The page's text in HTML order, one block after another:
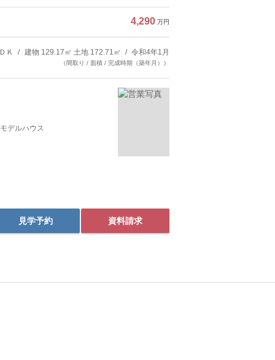
4,290 万円
Ｋ 建物 129.17㎡ 土地 172.71㎡ 令和4年1月
（間取り / 面積 / 完成時期（築年月））
デルハウス
見学予約 資料請求